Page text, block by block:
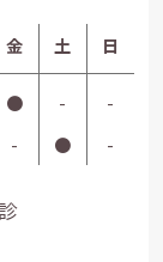
金 土 日
● -
-
- ● -